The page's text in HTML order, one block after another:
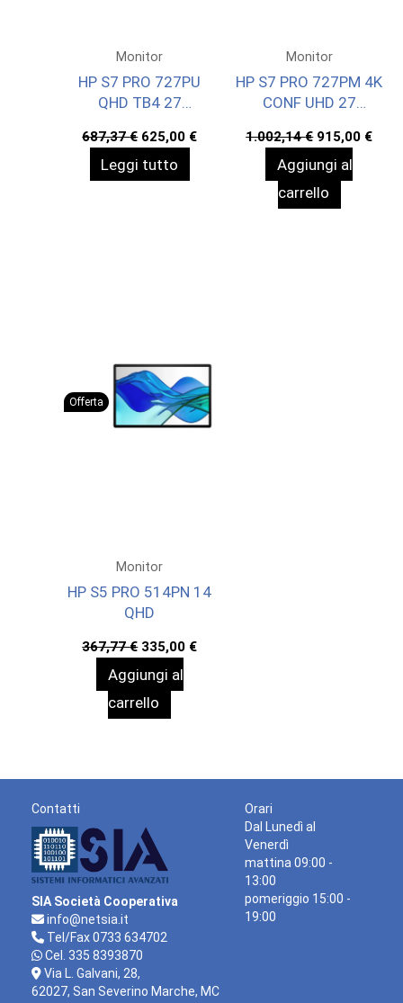
Monitor
HP S7 PRO 727PU
QHD TB4 27
OFFSIT
687,37€ Il
prezzo
originale
era:
625,00 €Il
Leggi tutto
Monitor
HP S7 PRO 727PM 4K
CONF UHD 27
1.002,14€ Il
prezzo
originale
era:
1.002,14 €.
915,00 €Il
Aggiungi al
carrello
Offerta
Monitor
HP S5 PRO 514PN 14
QHD
367,77€ Il
prezzo
originale
367,77 €.
335,00 €Il
prezzo
Aggiungi al
carrello
Contatti
SIA Società Cooperativa
info@netsia.it
Tel/Fax 0733 634702
Cel. 335 8393870
Via L. Galvani, 28,
62027, San Severino Marche, MC
Orari
Dal Lunedì al
Venerdì
mattina 09:00 -
13:00
pomeriggio 15:00 -
19:00